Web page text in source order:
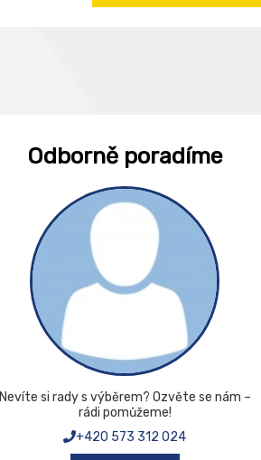
Odborně poradíme
Nevíte si rady s výběrem? Ozvěte se nám –
rádi pomůžeme!
+420 573 312 024